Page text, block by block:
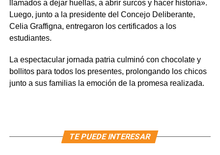
llamados a dejar huellas, a abrir surcos y hacer historia».
Luego, junto a la presidente del Concejo Deliberante,
Celia Graffigna, entregaron los certificados a los
estudiantes.
La espectacular jornada patria culminó con chocolate y
bollitos para todos los presentes, prolongando los chicos
junto a sus familias la emoción de la promesa realizada.
TE PUEDE INTERESAR